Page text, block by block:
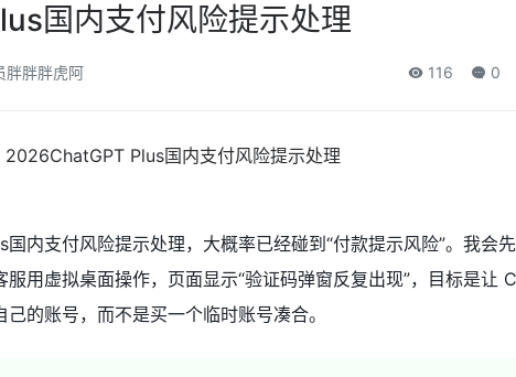
国内支付风险提示处理
胖胖胖虎阿 116 0
内支付风险提示处理，大概率已经碰到“付款提示风险”。我会
用虚拟桌面操作，页面显示“验证码弹窗反复出现”，目标是让
的账号，而不是买一个临时账号凑合。